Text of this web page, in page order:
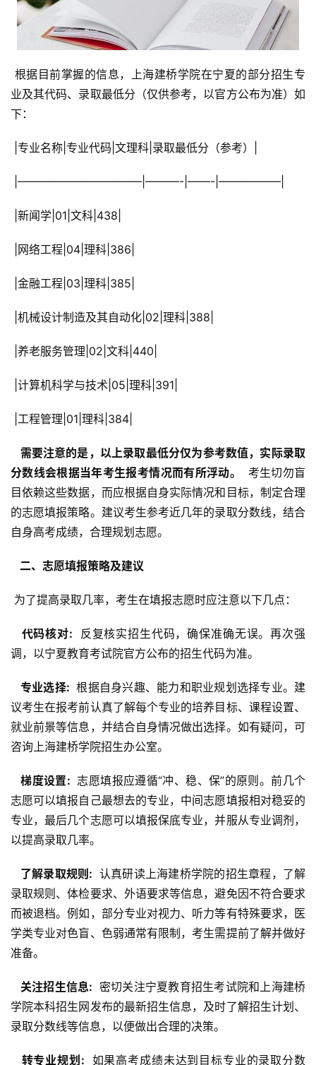
业及其代码、录取最低分（仅供参考，以官方公布为准）如
下：
|专业名称|专业代码|文理科|录取最低分（参考）|
|———————————|———-|——-|—————–|
|新闻学|01|文科|438|
|网络工程|04|理科|386|
|金融工程|03|理科|385|
|机械设计制造及其自动化|02|理科|388|
|养老服务管理|02|文科|440|
|计算机科学与技术|05|理科|391|
|工程管理|01|理科|384|
  需要注意的是，以上录取最低分仅为参考数值，实际录取
分数线会根据当年考生报考情况而有所浮动。
考生切勿盲
目依赖这些数据，而应根据自身实际情况和目标，制定合理
的志愿填报策略。建议考生参考近几年的录取分数线，结合
自身高考成绩，合理规划志愿。
  二、志愿填报策略及建议
为了提高录取几率，考生在填报志愿时应注意以下几点：
  代码核对:
反复核实招生代码，确保准确无误。再次强
调，以宁夏教育考试院官方公布的招生代码为准。
  专业选择:
根据自身兴趣、能力和职业规划选择专业。建
议考生在报考前认真了解每个专业的培养目标、课程设置、
就业前景等信息，并结合自身情况做出选择。如有疑问，可
咨询上海建桥学院招生办公室。
  梯度设置:
志愿填报应遵循“冲、稳、保”的原则。前几个
志愿可以填报自己最想去的专业，中间志愿填报相对稳妥的
专业，最后几个志愿可以填报保底专业，并服从专业调剂，
以提高录取几率。
  了解录取规则:
认真研读上海建桥学院的招生章程，了解
录取规则、体检要求、外语要求等信息，避免因不符合要求
而被退档。例如，部分专业对视力、听力等有特殊要求，医
学类专业对色盲、色弱通常有限制，考生需提前了解并做好
准备。
  关注招生信息:
密切关注宁夏教育招生考试院和上海建桥
学院本科招生网发布的最新招生信息，及时了解招生计划、
录取分数线等信息，以便做出合理的决策。
  转专业规划:
如果高考成绩未达到目标专业的录取分数